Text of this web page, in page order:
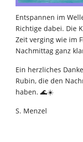
Entspannen im
Richtige dabei. Die
Zeit verging wie im
Nachmittag ganz
Ein herzliches
Rubin, die den
haben. 🌊☀️
S. Menzel